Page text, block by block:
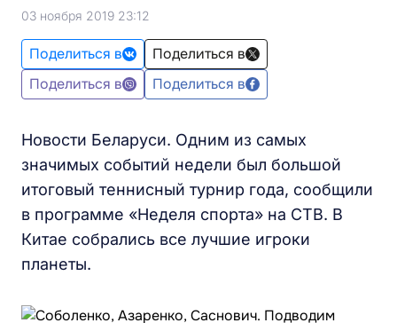
03 ноября 2019 23:12
Поделиться в
Поделиться в
Поделиться в
Поделиться в
Новости Беларуси. Одним из самых
значимых событий недели был большой
итоговый теннисный турнир года, сообщили
в программе «Неделя спорта» на СТВ. В
Китае собрались все лучшие игроки
планеты.